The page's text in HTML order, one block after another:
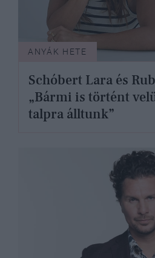
ANYÁK HETE
Schóbert Lara és
„Bármi is történt
talpra álltunk”